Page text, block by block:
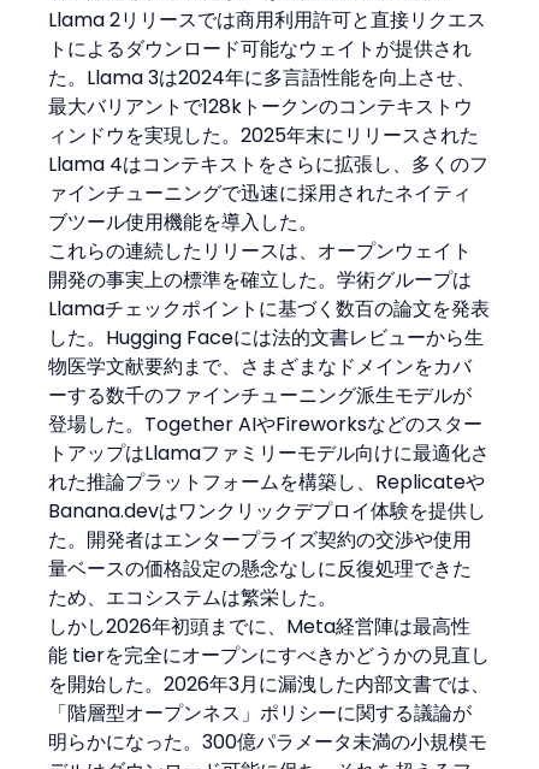
Llama 2リリースでは商用利用許可と直接リクエス
トによるダウンロード可能なウェイトが提供され
た。Llama 3は2024年に多言語性能を向上させ、
最大バリアントで128kトークンのコンテキストウ
ィンドウを実現した。2025年末にリリースされた
Llama 4はコンテキストをさらに拡張し、多くのフ
ァインチューニングで迅速に採用されたネイティ
ブツール使用機能を導入した。
これらの連続したリリースは、オープンウェイト
開発の事実上の標準を確立した。学術グループは
Llamaチェックポイントに基づく数百の論文を発表
した。Hugging Faceには法的文書レビューから生
物医学文献要約まで、さまざまなドメインをカバ
ーする数千のファインチューニング派生モデルが
登場した。Together AIやFireworksなどのスター
トアップはLlamaファミリーモデル向けに最適化さ
れた推論プラットフォームを構築し、Replicateや
Banana.devはワンクリックデプロイ体験を提供し
た。開発者はエンタープライズ契約の交渉や使用
量ベースの価格設定の懸念なしに反復処理できた
ため、エコシステムは繁栄した。
しかし2026年初頭までに、Meta経営陣は最高性
能 tierを完全にオープンにすべきかどうかの見直し
を開始した。2026年3月に漏洩した内部文書では、
「階層型オープンネス」ポリシーに関する議論が
明らかになった。300億パラメータ未満の小規模モ